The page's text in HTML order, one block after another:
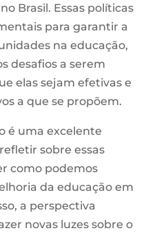
Brasil. Essas políticas
para garantir a
na educação,
desafios a serem
elas sejam efetivas e
a que se propõem.
é uma excelente
sobre essas
como podemos
da educação em
a perspectiva
novas luzes sobre o